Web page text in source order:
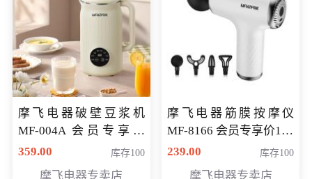
摩飞电器破壁豆浆机
MF-004A 会员专享价
168元
359.00 库存100
摩飞电器专卖店
摩飞电器筋膜按摩仪
MF-8166 会员专享价168
元
239.00 库存100
摩飞电器专卖店